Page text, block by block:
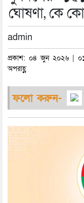
ঘোষণা, কে
admin
প্রকাশ: ০৪ জুন ২০২৬ |
অপরাহ্ণ
ফলো করুন-